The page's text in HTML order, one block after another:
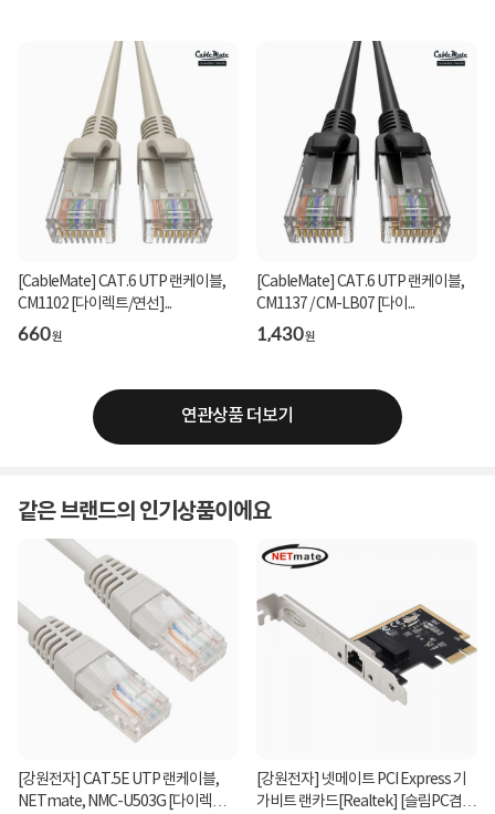
[CableMate] CAT.6 UTP 랜케이블,
CM1102 [다이렉트/연선]...
660원
[CableMate] CAT.6 UTP 랜케이블,
CM1137 / CM-LB07 [다이...
1,430원
연관상품 더보기
같은 브랜드의 인기상품이에요
[강원전자] CAT.5E UTP 랜케이블,
NETmate, NMC-U503G [다이렉트/
[강원전자] 넷메이트 PCI Express 기
가비트 랜카드[Realtek] [슬림PC겸